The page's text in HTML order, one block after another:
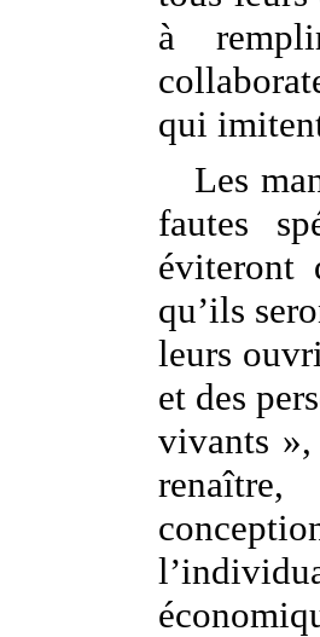
à
qui
Les
fautes
éviteront
qu’ils
leurs
et des
vivants